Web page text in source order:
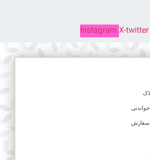
Instagram X-twitter
سفارش